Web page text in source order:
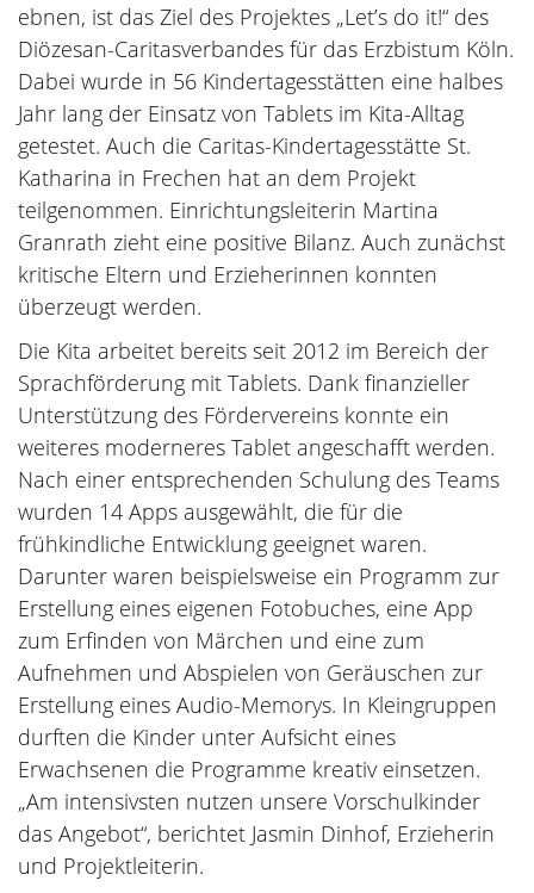
ebnen, ist das Ziel des Projektes „Let’s do it!“ des
Diözesan-Caritasverbandes für das Erzbistum Köln.
Dabei wurde in 56 Kindertagesstätten eine halbes
Jahr lang der Einsatz von Tablets im Kita-Alltag
getestet. Auch die Caritas-Kindertagesstätte St.
Katharina in Frechen hat an dem Projekt
teilgenommen. Einrichtungsleiterin Martina
Granrath zieht eine positive Bilanz. Auch zunächst
kritische Eltern und Erzieherinnen konnten
überzeugt werden.
Die Kita arbeitet bereits seit 2012 im Bereich der
Sprachförderung mit Tablets. Dank finanzieller
Unterstützung des Fördervereins konnte ein
weiteres moderneres Tablet angeschafft werden.
Nach einer entsprechenden Schulung des Teams
wurden 14 Apps ausgewählt, die für die
frühkindliche Entwicklung geeignet waren.
Darunter waren beispielsweise ein Programm zur
Erstellung eines eigenen Fotobuches, eine App
zum Erfinden von Märchen und eine zum
Aufnehmen und Abspielen von Geräuschen zur
Erstellung eines Audio-Memorys. In Kleingruppen
durften die Kinder unter Aufsicht eines
Erwachsenen die Programme kreativ einsetzen.
„Am intensivsten nutzen unsere Vorschulkinder
das Angebot“, berichtet Jasmin Dinhof, Erzieherin
und Projektleiterin.